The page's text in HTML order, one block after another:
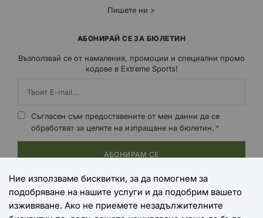
Пишете ни >
АБОНИРАЙ СЕ ЗА БЮЛЕТИН
Възползвай се от намаления, промоции и специални промо
кодове в Extreme Sports!
Съгласен съм предоставените от мен данни да се
обработват за целите на изпращане на бюлетин.
АБОНИРАМ СЕ
НАЧИНИ НА ПЛАЩАНЕ
Ние използваме бисквитки, за да помогнем за
подобряване на нашите услуги и да подобрим вашето
изживяване. Ако не приемете незадължителните